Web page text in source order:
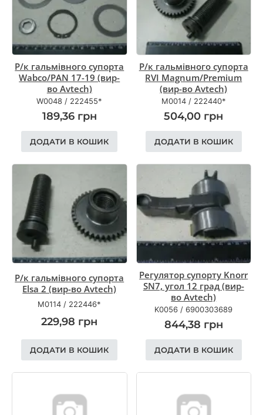
Р/к гальмівного супорта
Wabco/PAN 17-19 (вир-
во Avtech)
W0048 / 222455*
189,36 грн
ДОДАТИ В КОШИК
Р/к гальмівного супорта
RVI Magnum/Рremium
(вир-во Avtech)
М0014/ 222440*
504,00 грн
ДОДАТИ В КОШИК
Р/к гальмівного супорта
Elsa 2 (вир-во Avtech)
М0114 / 222446*
229,98 грн
ДОДАТИ В КОШИК
Регулятор супорту Knorr
SN7, угол 12 град (вир-
во Avtech)
K0056 /6900303689
844,38 грн
ДОДАТИ В КОШИК